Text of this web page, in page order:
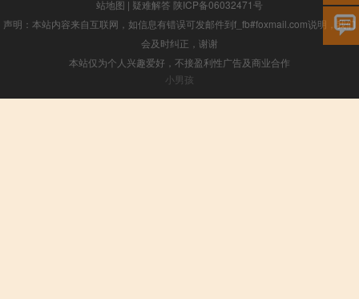
站地图 | 疑难解答 陕ICP备06032471号
声明：本站内容来自互联网，如信息有错误可发邮件到f_fb#foxmail.com说明，我们
会及时纠正，谢谢
本站仅为个人兴趣爱好，不接盈利性广告及商业合作
小男孩